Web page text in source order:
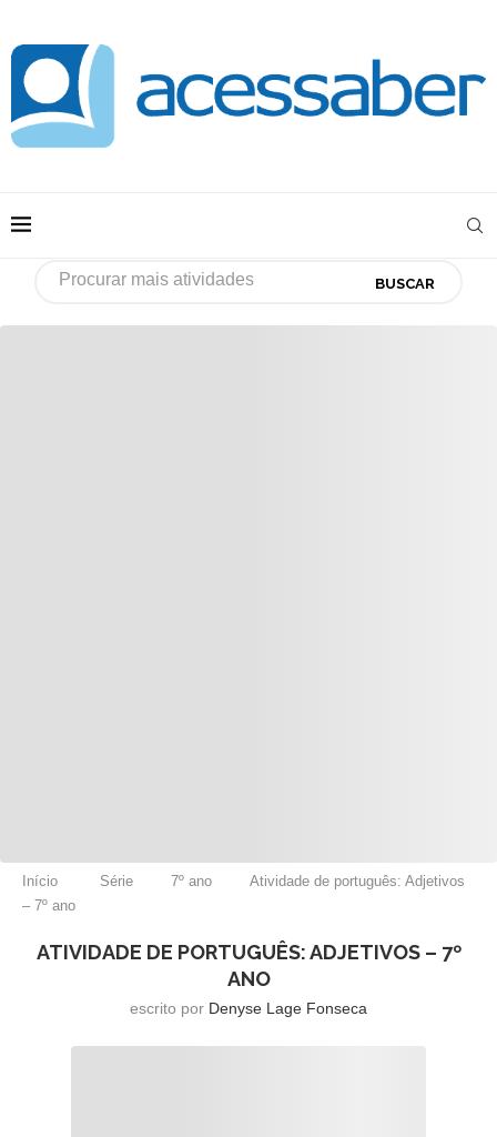
BUSCAR
Início Série 7º ano
Atividade de português: Adjetivos
– 7º ano
ATIVIDADE DE PORTUGUÊS: ADJETIVOS – 7º
ANO
escrito por Denyse Lage Fonseca